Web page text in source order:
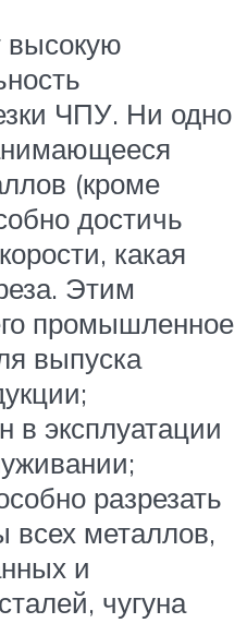
высокую
ЧПУ. Ни одно
(кроме
достичь
какая
Этим
промышленное
выпуска
в эксплуатации
разрезать
всех металлов,
и
чугуна